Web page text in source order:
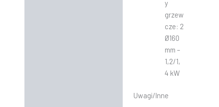
y
grzew
cze: 2
Ø160
mm –
1,2/1,
4 kW
Uwagi/Inne